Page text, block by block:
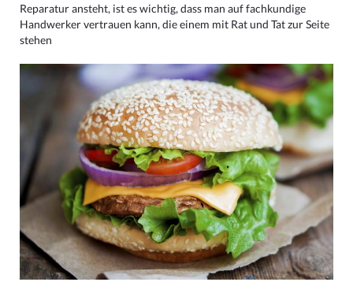
Reparatur ansteht, ist es wichtig, dass man auf fachkundige
Handwerker vertrauen kann, die einem mit Rat und Tat zur Seite
stehen